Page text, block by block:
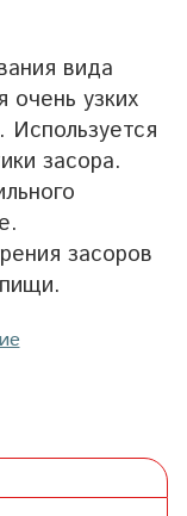
вида
очень узких
Используется
засора.
засоров